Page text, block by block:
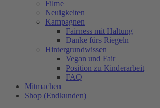
Filme
Neuigkeiten
Kampagnen
Fairness mit Haltung
Danke fürs Riegeln
Hintergrundwissen
Vegan und Fair
Position zu Kinderarbeit
FAQ
Mitmachen
Shop (Endkunden)